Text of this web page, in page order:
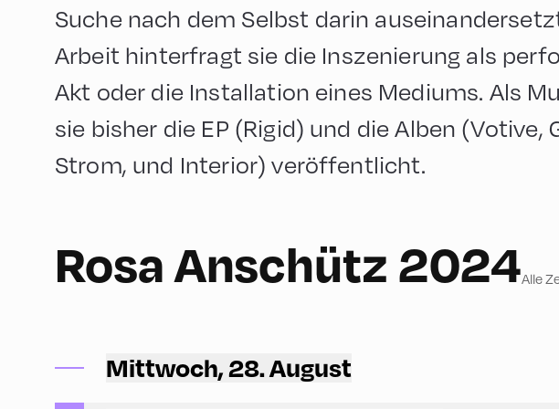
Suche nach dem Selbst darin
Arbeit hinterfragt sie die Inszenierung als
Akt oder die Installation eines Mediums. Als
sie bisher die EP (Rigid) und die Alben (Votive,
Strom, und Interior) veröffentlicht.
Rosa Anschütz 2024Alle
Mittwoch, 28. August